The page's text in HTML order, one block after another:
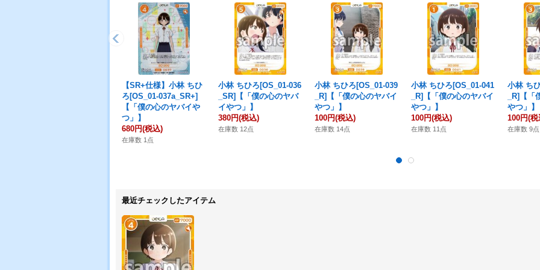
【SR+仕様】小林 ちひ
ろ[OS_01-037a_SR+]
【「僕の心のヤバイや
つ」】
680円(税込)
在庫数 1点
小林 ちひろ[OS_01-036
_SR]【「僕の心のヤバ
イやつ」】
380円(税込)
在庫数 12点
小林 ちひろ[OS_01-039
_R]【「僕の心のヤバイ
やつ」】
100円(税込)
在庫数 14点
小林 ちひろ[OS_01-041
_R]【「僕の心のヤバイ
やつ」】
100円(税込)
在庫数 11点
小林 ち
_R]【
やつ」】
100円(税
在庫数 9点
最近チェックしたアイテム